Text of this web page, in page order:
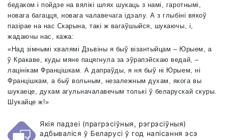
бедаком і пойдзе на вялікі шлях шукаць з намі, гаротнымі,
новага багацця, новага чалавечага ідэалу. А з глыбіні вякоў
пазірае на нас Скарына, такі ж вагаўшыйся, шукаючы, і,
жадаючы нас, кажа:
«Над зімнымі хвалямі Дзьвіны я быў візантыйцам – Юрыем, а
ў Кракаве, куды мяне пацягнула за эўрапэйскаю ведай, –
лацінікам Францішкам. А дапраўды, я ня быў ні Юрыем, ні
Францішкам, а быў вольным, незалежным духам, якога вы
шукаеце, духам агульначалавечым толькі ў беларускай скуры.
Шукайце ж!»
Якія падзеі (прагрэсіўныя, рэгрэсіўныя)
адбываліся ў Беларусі ў год напісання эсэ